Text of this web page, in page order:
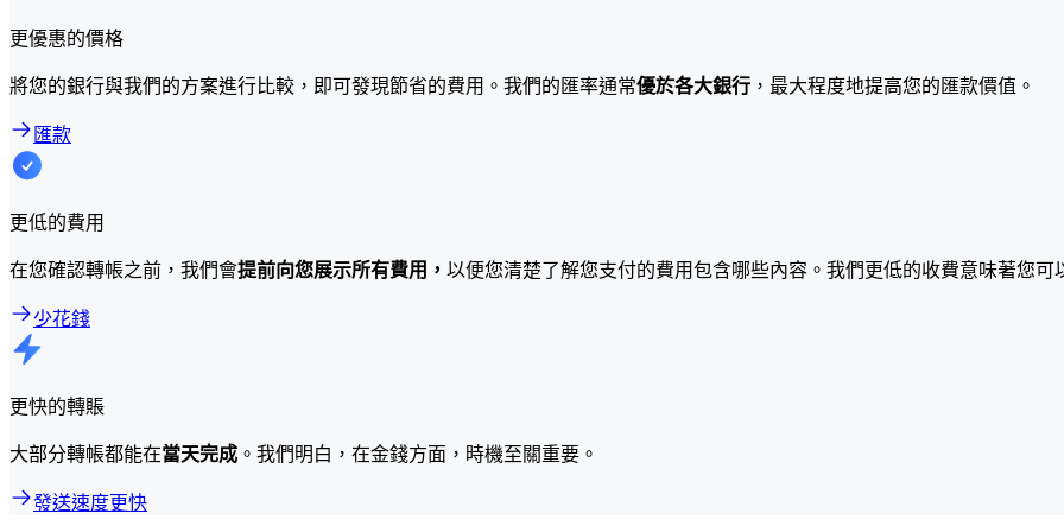
更優惠的價格
將您的銀行與我們的方案進行比較，即可發現節省的費用。我們的匯率通常優於各大銀行 ，最大程度地提高您的匯款價值。
匯款
更低的費用
在您確認轉帳之前，我們會提前向您展示所有費用， 以便您清楚了解您支付的費用包含哪些內容。我們更低的收費意味著您可
少花錢
更快的轉賬
大部分轉帳都能在當天完成 。我們明白，在金錢方面，時機至關重要。
發送速度更快